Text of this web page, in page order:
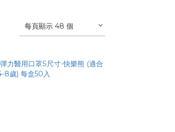
每頁顯示 48 個